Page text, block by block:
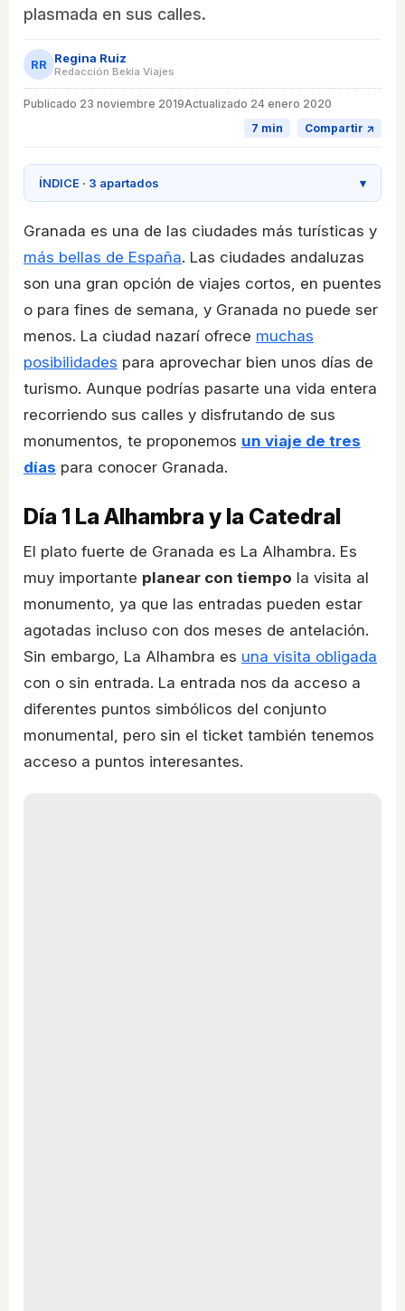
plasmada en sus calles.
RR Regina Ruiz
Redacción Bekia Viajes
Publicado 23 noviembre 2019Actualizado 24 enero 2020
7 min
Compartir ↗
ÍNDICE · 3 apartados ▾
Granada es una de las ciudades más turísticas y
más bellas de España. Las ciudades andaluzas
son una gran opción de viajes cortos, en puentes
o para fines de semana, y Granada no puede ser
menos. La ciudad nazarí ofrece muchas
posibilidades para aprovechar bien unos días de
turismo. Aunque podrías pasarte una vida entera
recorriendo sus calles y disfrutando de sus
monumentos, te proponemos un viaje de tres
días para conocer Granada.
Día 1 La Alhambra y la Catedral
El plato fuerte de Granada es La Alhambra. Es
muy importante planear con tiempo la visita al
monumento, ya que las entradas pueden estar
agotadas incluso con dos meses de antelación.
Sin embargo, La Alhambra es una visita obligada
con o sin entrada. La entrada nos da acceso a
diferentes puntos simbólicos del conjunto
monumental, pero sin el ticket también tenemos
acceso a puntos interesantes.